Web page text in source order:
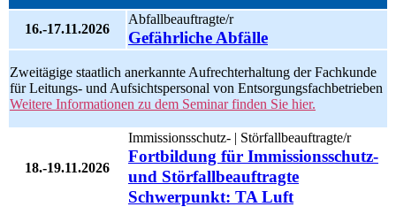
16.-17.11.2026
Abfallbeauftragte/r
Gefährliche Abfälle
Zweitägige staatlich anerkannte Aufrechterhaltung der Fachkunde
für Leitungs- und Aufsichtspersonal von Entsorgungsfachbetrieben
Weitere Informationen zu dem Seminar finden Sie hier.
18.-19.11.2026
Immissionsschutz- | Störfallbeauftragte/r
Fortbildung für Immissionsschutz-
und Störfallbeauftragte
Schwerpunkt: TA Luft